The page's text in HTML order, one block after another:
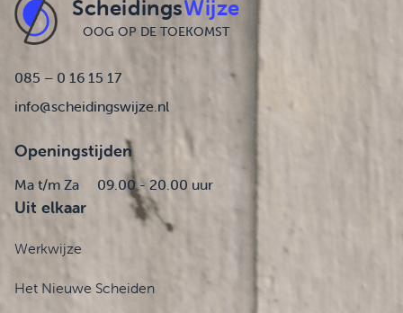
ScheidingsWijze
OOG OP DE TOEKOMST
085 – 0 16 15 17
info@scheidingswijze.nl
Openingstijden
Ma t/m Za 09.00 - 20.00 uur
Uit elkaar
Werkwijze
Het Nieuwe Scheiden